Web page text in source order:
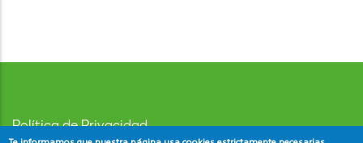
Política de Privacidad